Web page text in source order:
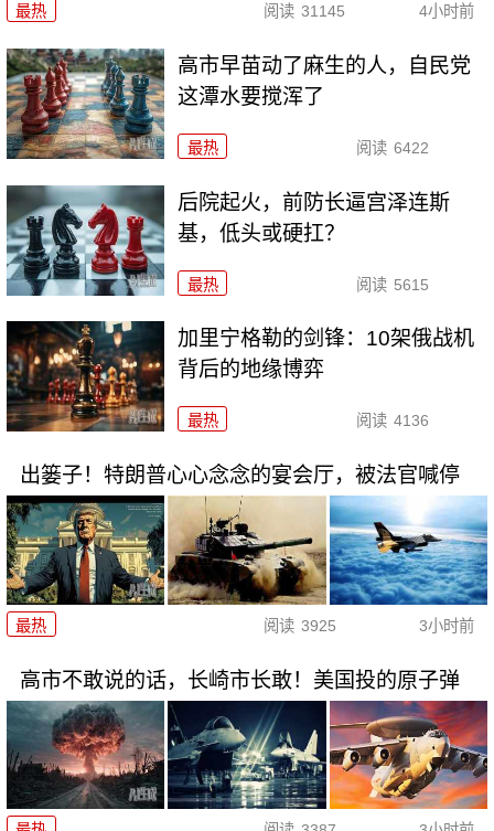
最热 阅读 31145 4小时前
高市早苗动了麻生的人，自民党
这潭水要搅浑了
最热 阅读 6422
后院起火，前防长逼宫泽连斯
基，低头或硬扛？
最热 阅读 5615
加里宁格勒的剑锋：10架俄战机
背后的地缘博弈
最热 阅读 4136
出篓子！特朗普心心念念的宴会厅，被法官喊停
最热 阅读 3925 3小时前
高市不敢说的话，长崎市长敢！美国投的原子弹